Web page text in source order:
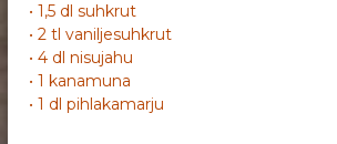
• 1,5 dl suhkrut
• 2 tl vaniljesuhkrut
• 4 dl nisujahu
• 1 kanamuna
• 1 dl pihlakamarju